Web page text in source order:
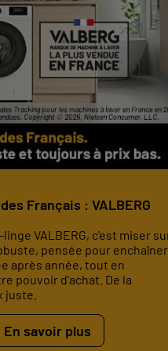
Français : VALBERG
VALBERG, c'est miser
pensée pour enchaîner
après année, tout en
pouvoir d'achat. De la
juste.
En savoir plus